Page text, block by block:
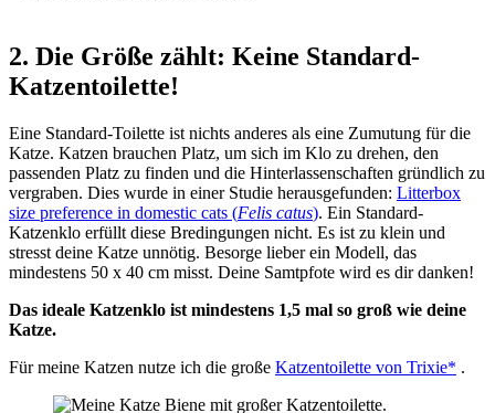
2. Die Größe zählt: Keine Standard-
Katzentoilette!
Eine Standard-Toilette ist nichts anderes als eine Zumutung für die
Katze. Katzen brauchen Platz, um sich im Klo zu drehen, den
passenden Platz zu finden und die Hinterlassenschaften gründlich zu
vergraben. Dies wurde in einer Studie herausgefunden: Litterbox
size preference in domestic cats (Felis catus). Ein Standard-
Katzenklo erfüllt diese Bredingungen nicht. Es ist zu klein und
stresst deine Katze unnötig. Besorge lieber ein Modell, das
mindestens 50 x 40 cm misst. Deine Samtpfote wird es dir danken!
Das ideale Katzenklo ist mindestens 1,5 mal so groß wie deine
Katze.
Für meine Katzen nutze ich die große Katzentoilette von Trixie* .